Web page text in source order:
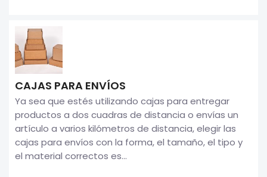
CAJAS PARA ENVÍOS
Ya sea que estés utilizando cajas para entregar
productos a dos cuadras de distancia o envías un
artículo a varios kilómetros de distancia, elegir las
cajas para envíos con la forma, el tamaño, el tipo y
el material correctos es...